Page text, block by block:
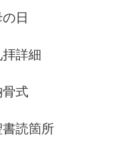
日
拝詳細
骨式
書読箇所